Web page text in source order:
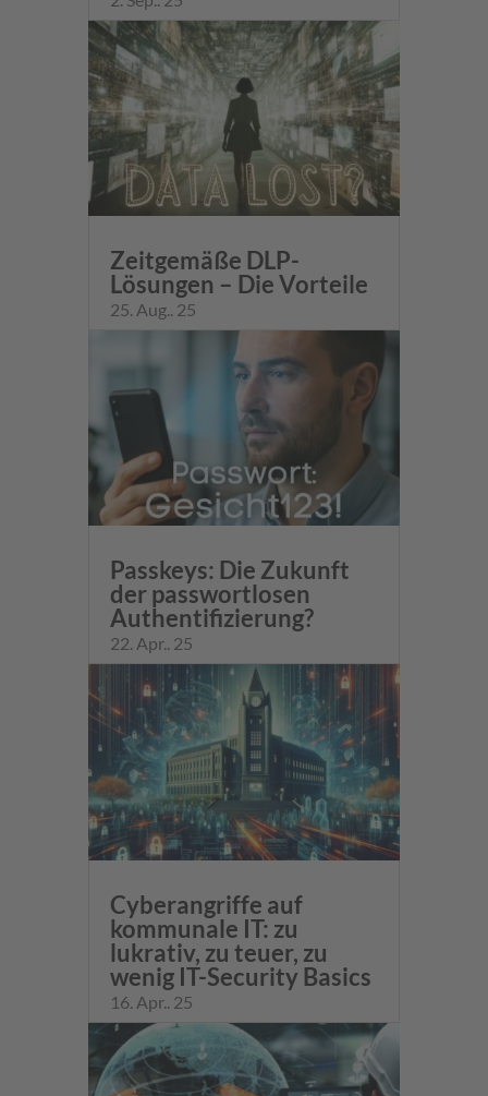
Zeitgemäße DLP-
Lösungen – Die Vorteile
25. Aug.. 25
Passkeys: Die Zukunft
der passwortlosen
Authentifizierung?
22. Apr.. 25
Cyberangriffe auf
kommunale IT: zu
lukrativ, zu teuer, zu
wenig IT-Security Basics
16. Apr.. 25